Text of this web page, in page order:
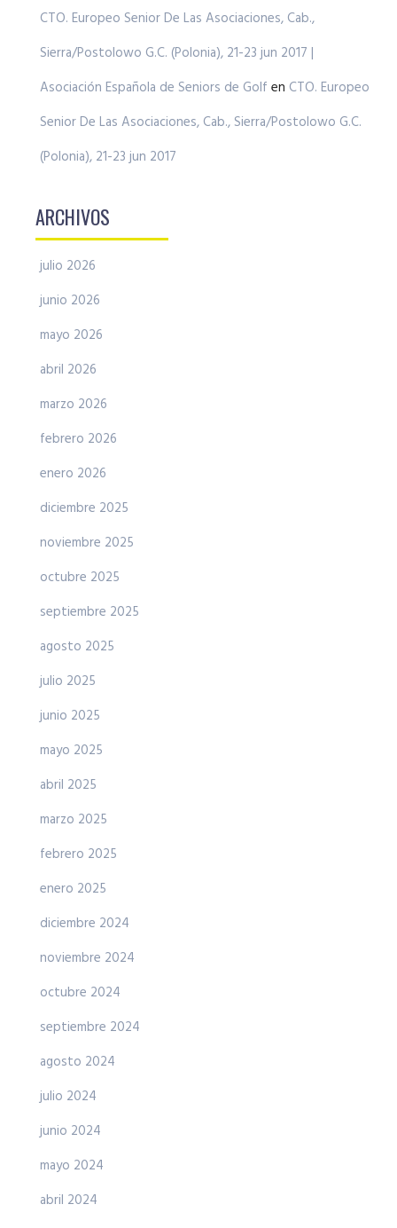
CTO. Europeo Senior De Las Asociaciones, Cab.,
Sierra/Postolowo G.C. (Polonia), 21-23 jun 2017 |
Asociación Española de Seniors de Golf en CTO. Europeo
Senior De Las Asociaciones, Cab., Sierra/Postolowo G.C.
(Polonia), 21-23 jun 2017
ARCHIVOS
julio 2026
junio 2026
mayo 2026
abril 2026
marzo 2026
febrero 2026
enero 2026
diciembre 2025
noviembre 2025
octubre 2025
septiembre 2025
agosto 2025
julio 2025
junio 2025
mayo 2025
abril 2025
marzo 2025
febrero 2025
enero 2025
diciembre 2024
noviembre 2024
octubre 2024
septiembre 2024
agosto 2024
julio 2024
junio 2024
mayo 2024
abril 2024